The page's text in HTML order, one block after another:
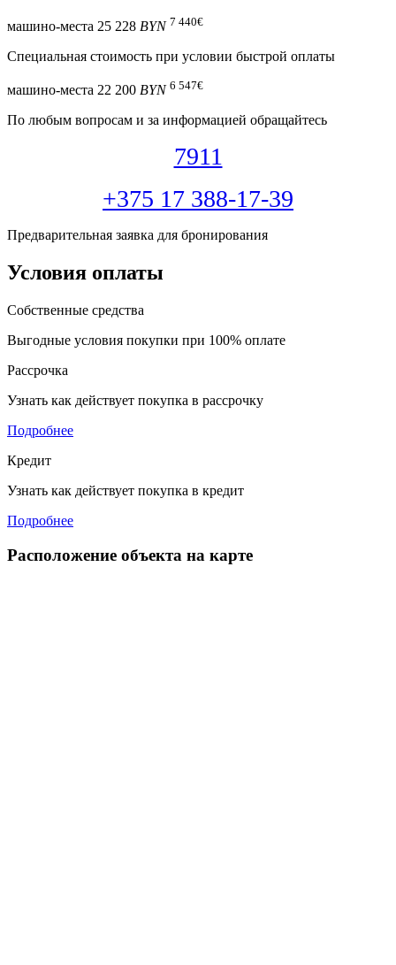
машино-места 25 228 BYN 7 440€
Специальная cтоимость при условии быстрой оплаты
машино-места 22 200 BYN 6 547€
По любым вопросам и за информацией обращайтесь
7911
+375 17 388-17-39
Предварительная заявка для бронирования
Условия оплаты
Собственные средства
Выгодные условия покупки при 100% оплате
Рассрочка
Узнать как действует покупка в рассрочку
Подробнее
Кредит
Узнать как действует покупка в кредит
Подробнее
Расположение объекта на карте